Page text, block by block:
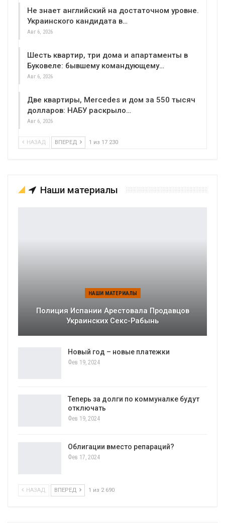
Не знает английский на достаточном уровне.
Украинского кандидата в…
Авг 6, 2026
Шесть квартир, три дома и апартаменты в
Буковеле: бывшему командующему…
Авг 6, 2026
Две квартиры, Mercedes и дом за 550 тысяч
долларов: НАБУ раскрыло…
Авг 6, 2026
НАЗАД ВПЕРЕД 1 из 17 230
Наши материалы
НАШИ МАТЕРИАЛЫ
Полиция Испании Арестовала Продавцов
Украинских Секс-Рабынь
Новый год – новые платежки
Фев 19, 2024
Теперь за долги по коммуналке будут
отключать
Фев 19, 2024
Облигации вместо репараций?
Фев 17, 2024
НАЗАД ВПЕРЕД 1 из 2 690